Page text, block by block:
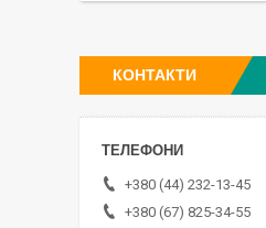
КОНТАКТИ
+380 (44) 232-13-45
+380 (67) 825-34-55